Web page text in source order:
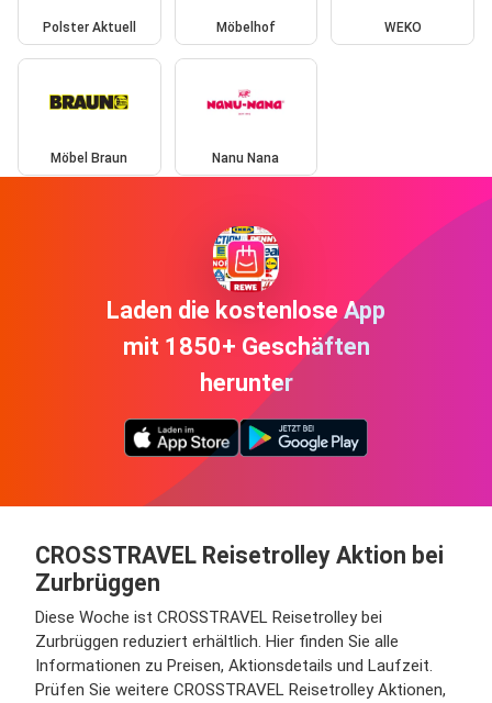
Polster Aktuell Möbelhof WEKO
Möbel Braun Nanu Nana
Laden die kostenlose App
mit 1850+ Geschäften
herunter
CROSSTRAVEL Reisetrolley Aktion bei
Zurbrüggen
Diese Woche ist CROSSTRAVEL Reisetrolley bei
Zurbrüggen reduziert erhältlich. Hier finden Sie alle
Informationen zu Preisen, Aktionsdetails und Laufzeit.
Prüfen Sie weitere CROSSTRAVEL Reisetrolley Aktionen,